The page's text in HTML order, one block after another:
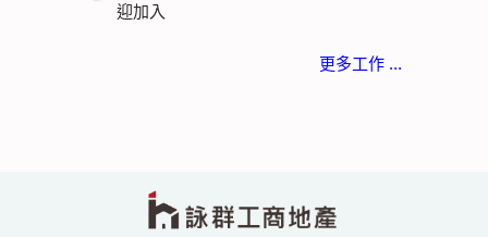
迎加入
更多工作 ...